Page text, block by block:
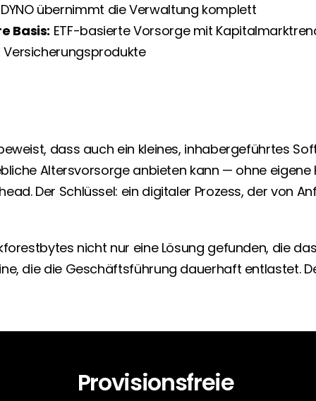
übernimmt die Verwaltung komplett
Basis: ETF-basierte Vorsorge mit
dass auch ein kleines, inhabergeführtes
Altersvorsorge anbieten kann — ohne eigene
Der Schlüssel: ein digitaler Prozess, der von
nicht nur eine Lösung gefunden, die
die die Geschäftsführung dauerhaft entlastet.
Provisionsfreie